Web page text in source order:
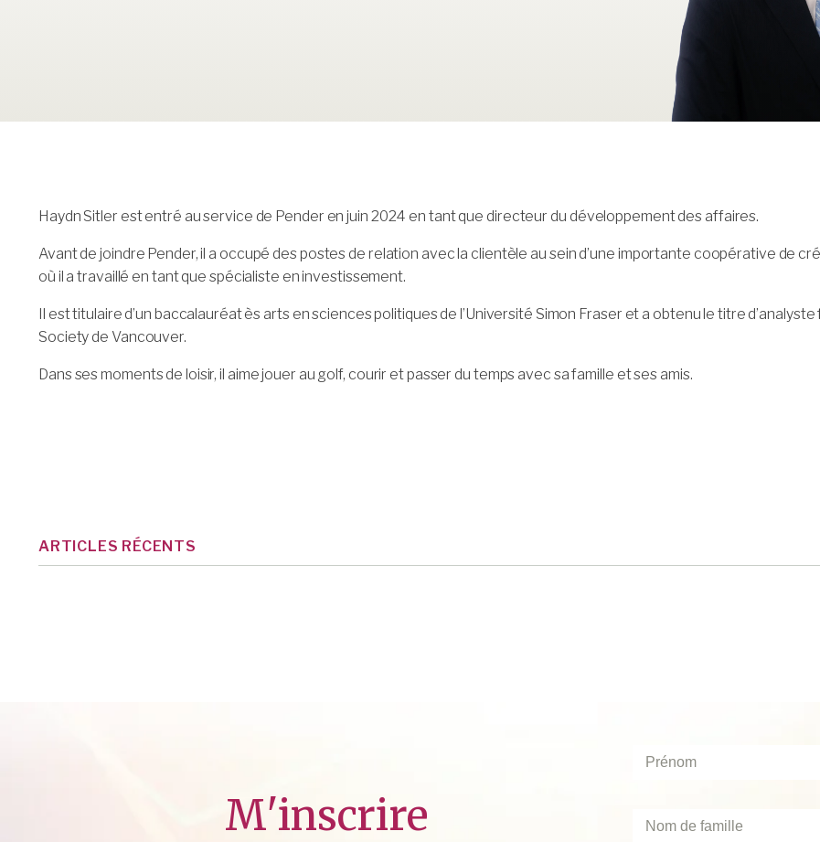
Haydn Sitler est entré au service de Pender en juin 2024 en tant que directeur du développement des affaires.
Avant de joindre Pender, il a occupé des postes de relation avec la clientèle au sein d’une importante coopérative de
où il a travaillé en tant que spécialiste en investissement.
Il est titulaire d’un baccalauréat ès arts en sciences politiques de l’Université Simon Fraser et a obtenu le titre
Society de Vancouver.
Dans ses moments de loisir, il aime jouer au golf, courir et passer du temps avec sa famille et ses amis.
ARTICLES RÉCENTS
M'inscrire
Prénom*
Nom